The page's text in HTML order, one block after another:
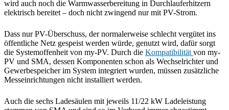
wird auch noch die Warmwasserbereitung in Durchlauferhitzern
elektrisch bereitet – doch nicht zwingend nur mit PV-Strom.
Dass nur PV-Überschuss, der normalerweise schlecht vergütet ins
öffentliche Netz gespeist werden würde, genutzt wird, dafür sorgt
die Systemoffenheit von my-PV. Durch die Kompatibilität von my-
PV und SMA, dessen Komponenten schon als Wechselrichter und
Gewerbespeicher im System integriert wurden, müssen zusätzliche
Messeinrichtungen nicht installiert werden.
Auch die sechs Ladesäulen mit jeweils 11/22 kW Ladeleistung